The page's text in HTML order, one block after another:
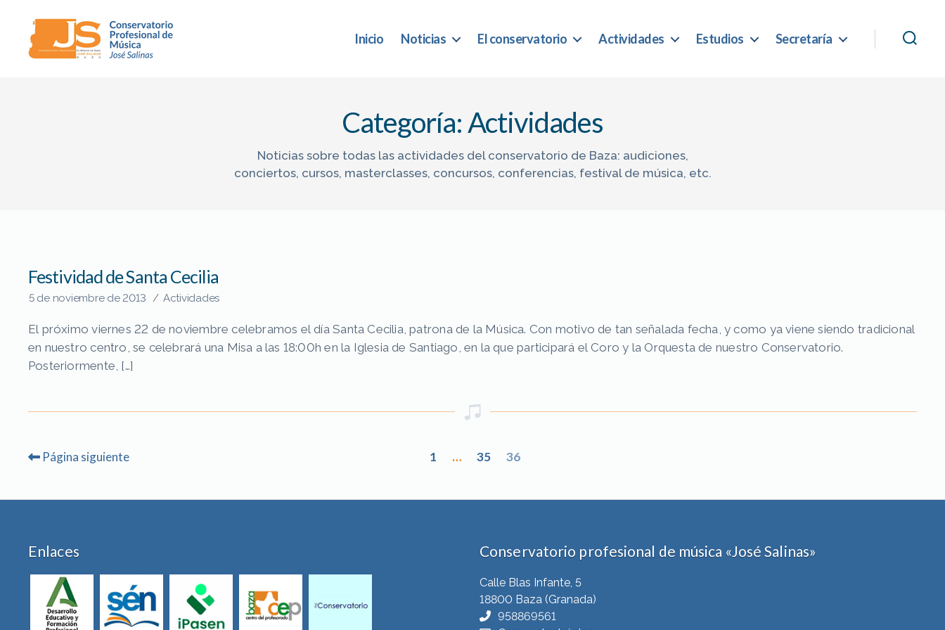
Inicio Noticias El conservatorio Actividades Estudios Secretaría
Categoría:Actividades
Noticias sobre todas las actividades del conservatorio de Baza: audiciones,
conciertos, cursos, masterclasses, concursos, conferencias, festival de música, etc.
Festividad de Santa Cecilia
5 de noviembre de 2013 / Actividades
El próximo viernes 22 de noviembre celebramos el día Santa Cecilia, patrona de la Música. Con motivo de tan señalada fecha, y como ya viene siendo tradicional
en nuestro centro, se celebrará una Misa a las 18:00h en la Iglesia de Santiago, en la que participará el Coro y la Orquesta de nuestro Conservatorio.
Posteriormente, […]
Paginación
Página siguiente 1 … 35 36
Enlaces Conservatorio profesional de música «José Salinas»
Calle Blas Infante, 5
18800 Baza (Granada)
958869561